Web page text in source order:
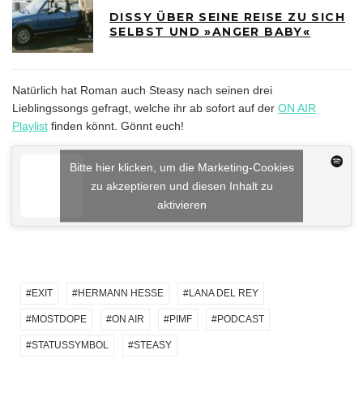
DISSY ÜBER SEINE REISE ZU SICH
SELBST UND »ANGER BABY«
Natürlich hat Roman auch Steasy nach seinen drei
Lieblingssongs gefragt, welche ihr ab sofort auf der ON AIR
Playlist finden könnt. Gönnt euch!
Bitte hier klicken, um die Marketing-Cookies
zu akzeptieren und diesen Inhalt zu
aktivieren
EXIT HERMANN HESSE LANA DEL REY
MOSTDOPE ON AIR PIMF PODCAST
STATUSSYMBOL STEASY